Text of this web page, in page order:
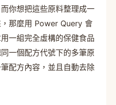
你想把這些原料整理成一
那麼用 Power Query 會
一組完全虛構的保健食品
一個配方代號下的多筆原
配方內容，並且自動去除